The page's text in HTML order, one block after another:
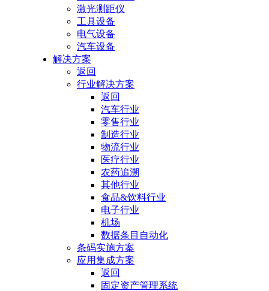
激光测距仪
工具设备
电气设备
汽车设备
解决方案
返回
行业解决方案
返回
汽车行业
零售行业
制造行业
物流行业
医疗行业
农药追溯
其他行业
食品&饮料行业
电子行业
机场
数据条目自动化
条码实施方案
应用集成方案
返回
固定资产管理系统